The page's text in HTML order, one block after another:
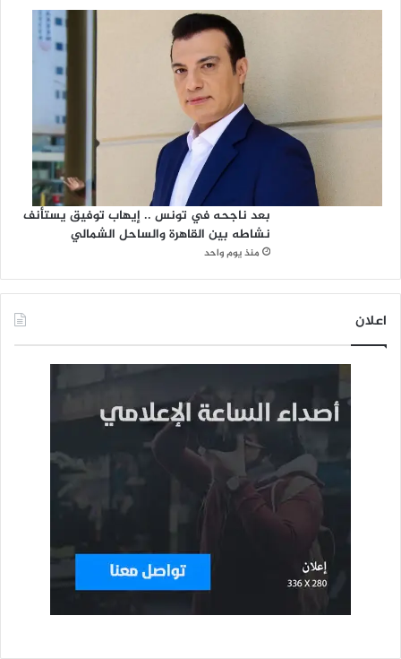
بعد ناجحه في تونس .. إيهاب توفيق يستأنف
نشاطه بين القاهرة والساحل الشمالي
منذ يوم واحد
اعلان